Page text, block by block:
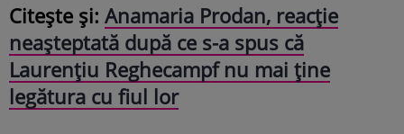
Citește și: Anamaria Prodan, reacție
neașteptată după ce s-a spus că
Laurențiu Reghecampf nu mai ține
legătura cu fiul lor